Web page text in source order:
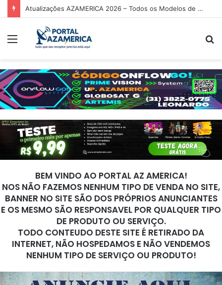
Atualizações AZAMERICA 2026 – Todos os Modelos de Receptores AZAMERICA
Menu
BEM VINDO AO PORTAL AZ AMERICA!
NOS NÃO FAZEMOS NENHUM TIPO DE VENDA NO SITE,
BANNER NO SITE SÃO DOS PRÓPRIOS ANUNCIANTES
E OS MESMO SÃO RESPONSAVEL POR QUALQUER TIPO
DE PRODUTO OU SERVIÇO.
TODO CONTEUDO DESTE SITE É RETIRADO DA
INTERNET, NÃO HOSPEDAMOS E NÃO VENDEMOS
NENHUM TIPO DE SERVIÇO OU PRODUTO!